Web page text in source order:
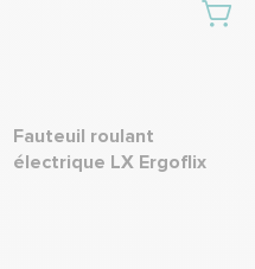
Fauteuil roulant
électrique LX Ergoflix